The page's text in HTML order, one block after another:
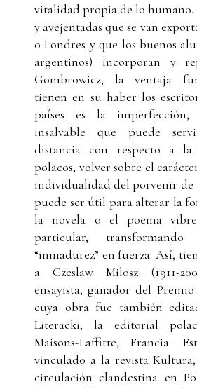
vitalidad propia de lo humano.
y avejentadas que se van
o Londres y que los buenos
argentinos) incorporan y
Gombrowicz, la ventaja
tienen en su haber los
países es la imperfección,
insalvable que puede
distancia con respecto a
polacos, volver sobre el
individualidad del porvenir de
puede ser útil para alterar la
la novela o el poema
particular, transformando
“inmadurez” en fuerza. Así,
a Czeslaw Milosz (1911-
ensayista, ganador del
cuya obra fue también
Literacki, la editorial
Maisons-Laffitte, Francia.
vinculado a la revista
circulación clandestina en